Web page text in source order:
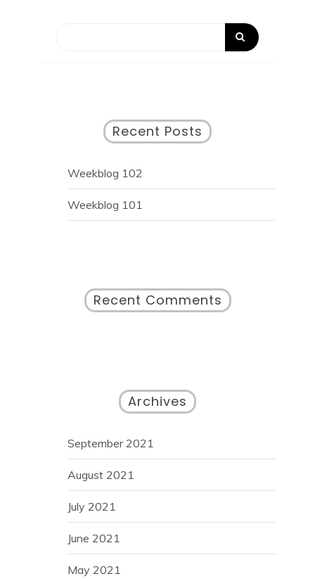
Recent Posts
Weekblog 102
Weekblog 101
Recent Comments
Archives
September 2021
August 2021
July 2021
June 2021
May 2021